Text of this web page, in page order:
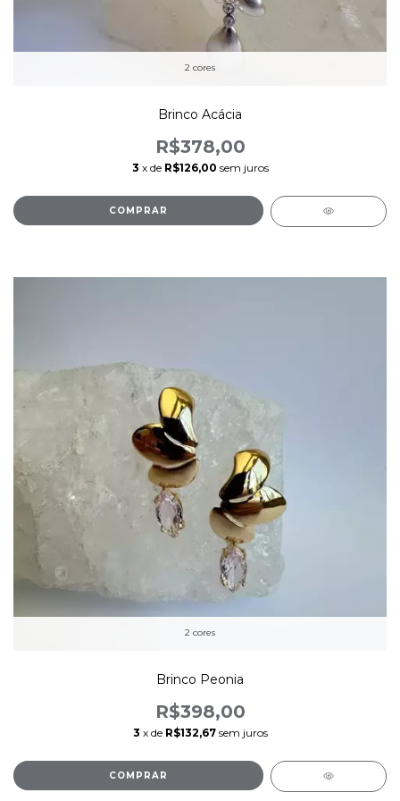
2 cores
Brinco Acácia
R$378,00
3 x de R$126,00 sem juros
COMPRAR
2 cores
Brinco Peonia
R$398,00
3 x de R$132,67 sem juros
COMPRAR